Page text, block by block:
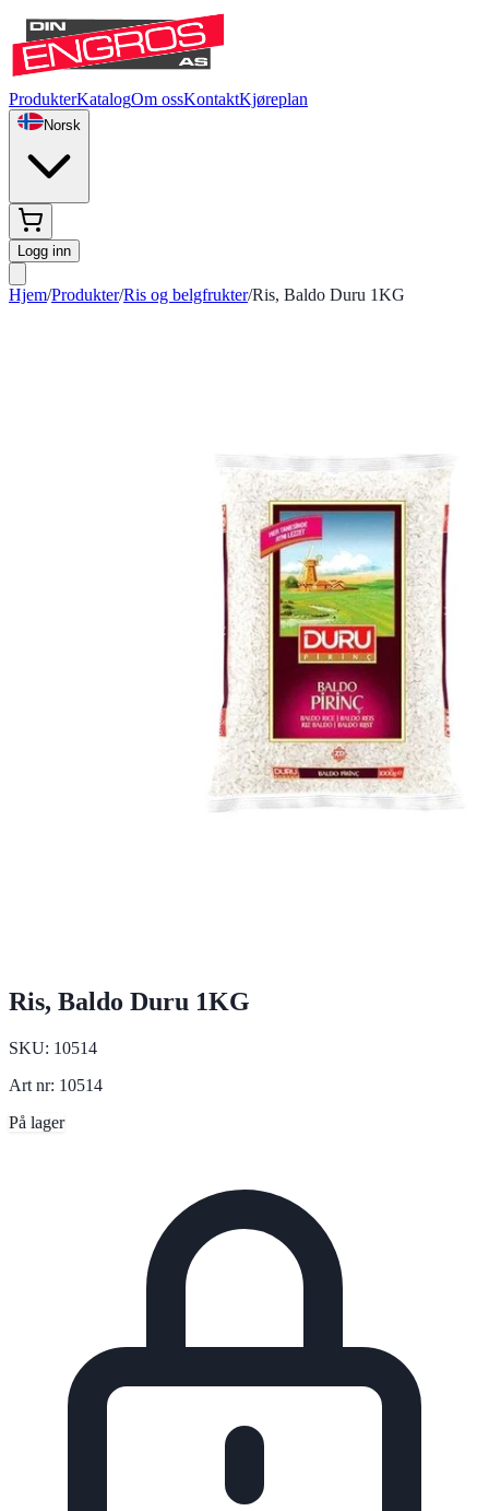
ProdukterKatalogOm ossKontaktKjøreplan
Norsk
Logg inn
Hjem/Produkter/Ris og belgfrukter/Ris, Baldo Duru 1KG
Ris, Baldo Duru 1KG
SKU: 10514
Art nr: 10514
På lager